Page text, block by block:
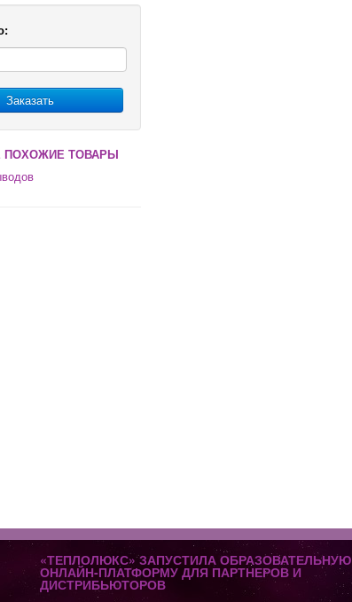
Заказать
ПОХОЖИЕ ТОВАРЫ
«ТЕПЛОЛЮКС» ЗАПУСТИЛА ОБРАЗОВАТЕЛЬНУЮ
ОНЛАЙН-ПЛАТФОРМУ ДЛЯ ПАРТНЕРОВ И
ДИСТРИБЬЮТОРОВ